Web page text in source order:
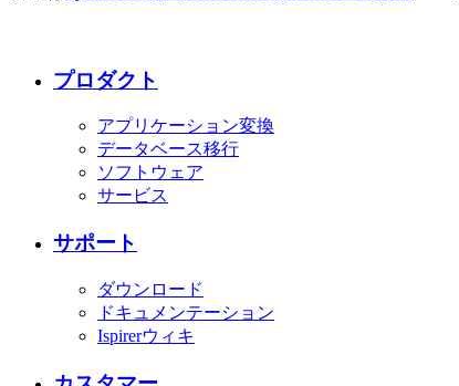
プロダクト
アプリケーション変換
データベース移行
ソフトウェア
サービス
サポート
ダウンロード
ドキュメンテーション
Ispirerウィキ